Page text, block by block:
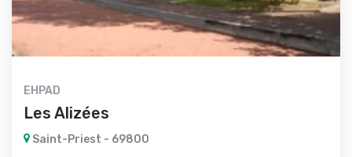
EHPAD
Les Alizées
Saint-Priest - 69800